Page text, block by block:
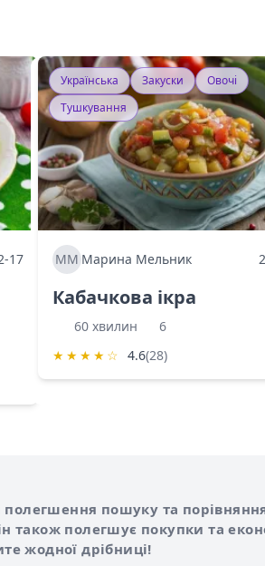
17
Українська Закуски
Овочі
Тушкування
ММ Марина Мельник
Кабачкова ікра
60 хвилин
6
★ ★ ★ ★ ☆ 4.6(28)
пошуку та
також полегшує покупки та
жодної дрібниці!